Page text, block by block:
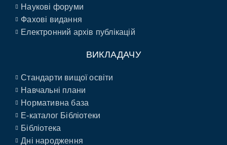
Наукові форуми
Фахові видання
Електронний архів публікацій
ВИКЛАДАЧУ
Стандарти вищої освіти
Навчальні плани
Нормативна база
E-каталог Бібліотеки
Бібліотека
Дні народження